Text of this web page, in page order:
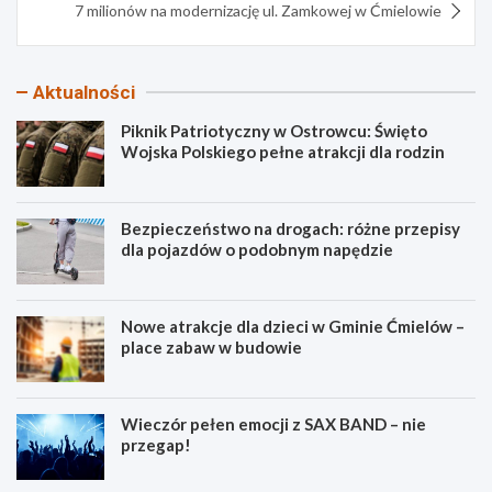
7 milionów na modernizację ul. Zamkowej w Ćmielowie
Aktualności
Piknik Patriotyczny w Ostrowcu: Święto
Wojska Polskiego pełne atrakcji dla rodzin
Bezpieczeństwo na drogach: różne przepisy
dla pojazdów o podobnym napędzie
Nowe atrakcje dla dzieci w Gminie Ćmielów –
place zabaw w budowie
Wieczór pełen emocji z SAX BAND – nie
przegap!
P
B